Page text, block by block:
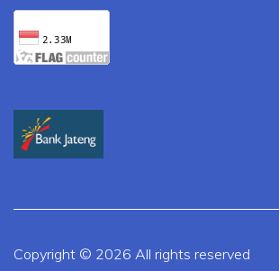
Copyright © 2026 All rights reserved